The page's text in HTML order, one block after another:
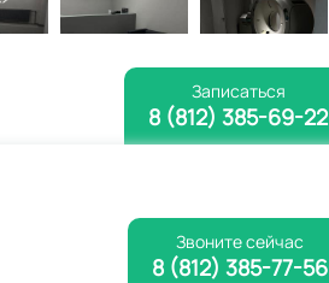
Записаться
8 (812) 385-69-22
Звоните сейчас
8 (812) 385-77-56